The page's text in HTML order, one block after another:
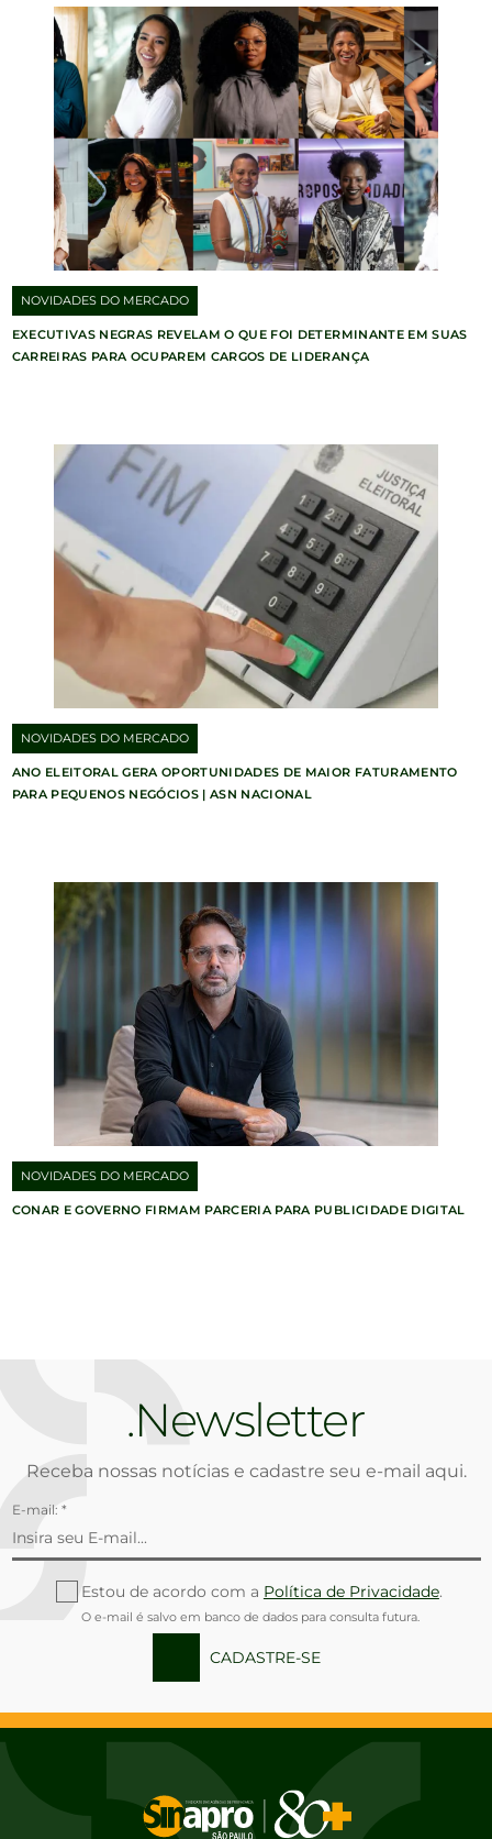
NOVIDADES DO MERCADO
EXECUTIVAS NEGRAS REVELAM O QUE FOI DETERMINANTE EM SUAS
CARREIRAS PARA OCUPAREM CARGOS DE LIDERANÇA
NOVIDADES DO MERCADO
ANO ELEITORAL GERA OPORTUNIDADES DE MAIOR FATURAMENTO
PARA PEQUENOS NEGÓCIOS | ASN NACIONAL
NOVIDADES DO MERCADO
CONAR E GOVERNO FIRMAM PARCERIA PARA PUBLICIDADE DIGITAL
Newsletter
Receba nossas notícias e cadastre seu e-mail aqui.
E-mail: *
Estou de acordo com a Política de Privacidade.
O e-mail é salvo em banco de dados para consulta futura.
CADASTRE-SE